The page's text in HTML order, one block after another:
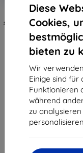
Diese
Cookies,
bieten zu
Wir
Einige sind für
Funktionieren
während
zu
3mk HardGlass Max
schwarzes Temperglas
Magic 4 Pro
€ 8,90
€ 8,02
Auf Lager > 5 Stk.